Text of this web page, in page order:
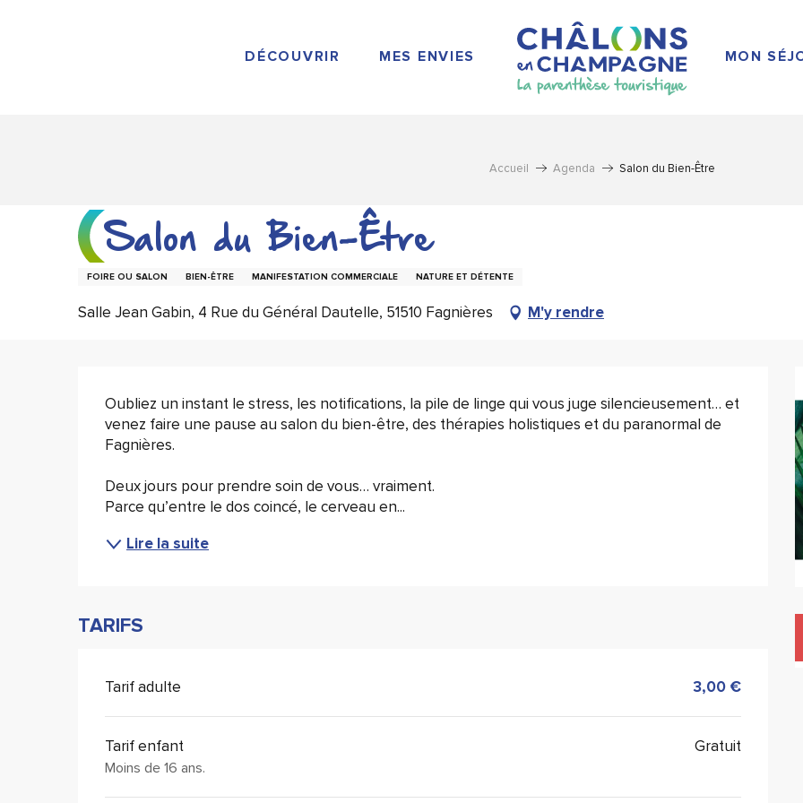
DÉCOUVRIR MES ENVIES MON
Accueil Agenda Salon du Bien-Être
Salon du Bien-Être
FOIRE OU SALON BIEN-ÊTRE MANIFESTATION COMMERCIALE NATURE ET DÉTENTE
Salle Jean Gabin, 4 Rue du Général Dautelle, 51510 Fagnières M'y rendre
Oubliez un instant le stress, les notifications, la pile de linge qui vous juge silencieusement… et
venez faire une pause au salon du bien-être, des thérapies holistiques et du paranormal de
Fagnières.
Deux jours pour prendre soin de vous… vraiment.
Parce qu’entre le dos coincé, le cerveau en...
Lire la suite
TARIFS
Tarif adulte 3,00 €
Tarif enfant
Moins de 16 ans.
Gratuit